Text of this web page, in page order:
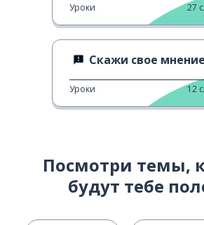
Уроки 27
Скажи свое мнение
Уроки 12
Посмотри темы,
будут тебе